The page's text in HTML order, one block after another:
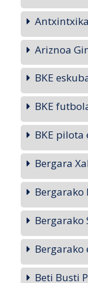
Ariznoa
BKE
BKE
BKE pilota
Bergara
Bergarako
Bergarako
Bergarako
Beti Busti